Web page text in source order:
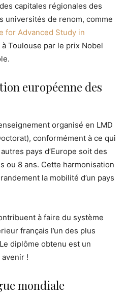
capitales régionales des
universités de renom, comme
for Advanced Study in
à Toulouse par le prix Nobel
européenne des
organisé en LMD
conformément à ce qui
pays d’Europe soit des
ou 8 ans. Cette harmonisation
la mobilité d’un pays
à faire du système
français l’un des plus
diplôme obtenu est un
!
mondiale